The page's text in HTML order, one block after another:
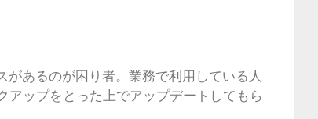
あるのが困り者。業務で利用している人
ップをとった上でアップデートしてもら